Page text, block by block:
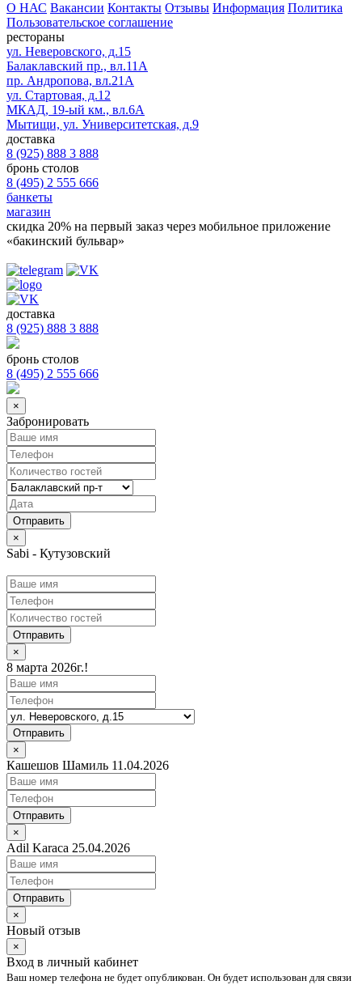
О НАС Вакансии Контакты Отзывы Информация Политика
Пользовательское соглашение
рестораны
ул. Неверовского, д.15
Балаклавский пр., вл.11А
пр. Андропова, вл.21А
ул. Стартовая, д.12
МКАД, 19-ый км., вл.6А
Мытищи, ул. Университетская, д.9
доставка
8 (925) 888 3 888
бронь столов
8 (495) 2 555 666
банкеты
магазин
скидка 20% на первый заказ через мобильное приложение
«бакинский бульвар»
доставка
8 (925) 888 3 888
бронь столов
8 (495) 2 555 666
×
Забронировать
×
Sabi - Кутузовский
Отправить
×
8 марта 2026г.!
Отправить
×
Кашешов Шамиль 11.04.2026
Отправить
×
Adil Karaca 25.04.2026
Отправить
×
Новый отзыв
×
Вход в личный кабинет
Ваш номер телефона не будет опубликован. Он будет использован для связи